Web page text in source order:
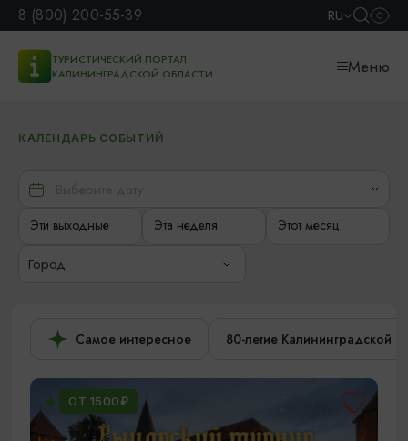
8 (800) 200-55-39 RU
ТУРИСТИЧЕСКИЙ ПОРТАЛ
КАЛИНИНГРАДСКОЙ ОБЛАСТИ
Меню
КАЛЕНДАРЬ СОБЫТИЙ
Эти выходные Эта неделя Этот месяц
Город
Самое интересное 80-летие Калининградской
ОТ 1500₽